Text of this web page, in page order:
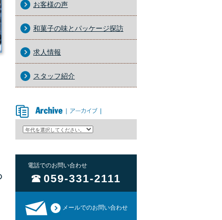
お客様の声
和菓子の味とパッケージ探訪
求人情報
スタッフ紹介
アーカイブ
電話でのお問い合わせ
059-331-2111
メールでのお問い合わせ